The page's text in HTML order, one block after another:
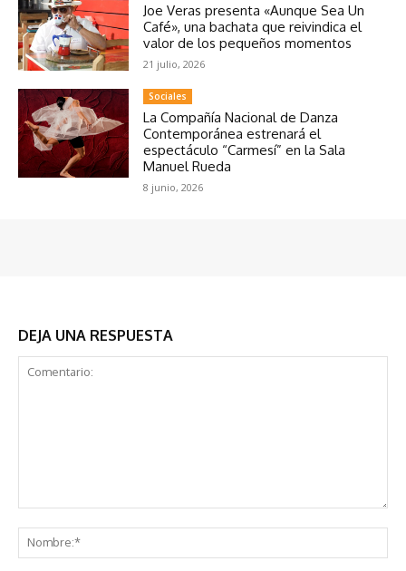
Joe Veras presenta «Aunque Sea Un
Café», una bachata que reivindica el
valor de los pequeños momentos
21 julio, 2026
Sociales
La Compañía Nacional de Danza
Contemporánea estrenará el
espectáculo “Carmesí” en la Sala
Manuel Rueda
8 junio, 2026
DEJA UNA RESPUESTA